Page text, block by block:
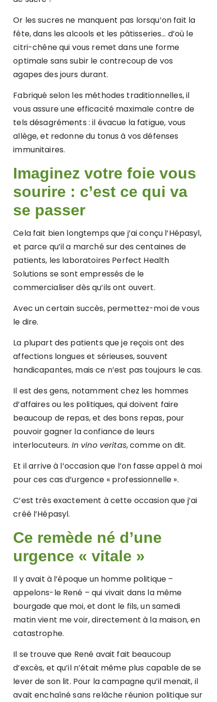
Or les sucres ne manquent pas lorsqu’on fait la
fête, dans les alcools et les pâtisseries… d’où le
citri-chêne qui vous remet dans une forme
optimale sans subir le contrecoup de vos
agapes des jours durant.
Fabriqué selon les méthodes traditionnelles, il
vous assure une efficacité maximale contre de
tels désagréments : il évacue la fatigue, vous
allège, et redonne du tonus à vos défenses
immunitaires.
Imaginez votre foie vous
sourire : c’est ce qui va
se passer
Cela fait bien longtemps que j’ai conçu l’Hépasyl,
et parce qu’il a marché sur des centaines de
patients, les laboratoires Perfect Health
Solutions se sont empressés de le
commercialiser dès qu’ils ont ouvert.
Avec un certain succès, permettez-moi de vous
le dire.
La plupart des patients que je reçois ont des
affections longues et sérieuses, souvent
handicapantes, mais ce n’est pas toujours le cas.
Il est des gens, notamment chez les hommes
d’affaires ou les politiques, qui doivent faire
beaucoup de repas, et des bons repas, pour
pouvoir gagner la confiance de leurs
interlocuteurs. In vino veritas, comme on dit.
Et il arrive à l’occasion que l’on fasse appel à moi
pour ces cas d’urgence « professionnelle ».
C’est très exactement à cette occasion que j’ai
créé l’Hépasyl.
Ce remède né d’une
urgence « vitale »
Il y avait à l’époque un homme politique –
appelons-le René – qui vivait dans la même
bourgade que moi, et dont le fils, un samedi
matin vient me voir, directement à la maison, en
catastrophe.
Il se trouve que René avait fait beaucoup
d’excès, et qu’il n’était même plus capable de se
lever de son lit. Pour la campagne qu’il menait, il
avait enchaîné sans relâche réunion politique sur